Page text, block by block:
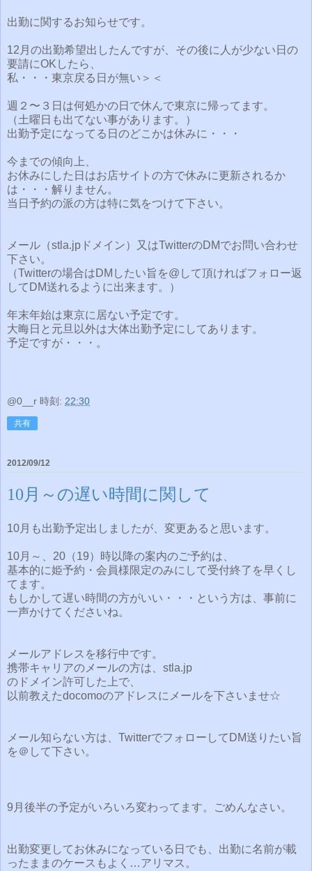
出勤に関するお知らせです。
12月の出勤希望出したんですが、その後に人が少ない日の
要請にOKしたら、
私・・・東京戻る日が無い＞＜
週２〜３日は何処かの日で休んで東京に帰ってます。
（土曜日も出てない事があります。）
出勤予定になってる日のどこかは休みに・・・
今までの傾向上、
お休みにした日はお店サイトの方で休みに更新されるか
は・・・解りません。
当日予約の派の方は特に気をつけて下さい。
メール（stla.jpドメイン）又はTwitterのDMでお問い合わせ
下さい。
（Twitterの場合はDMしたい旨を@して頂ければフォロー返
してDM送れるように出来ます。）
年末年始は東京に居ない予定です。
大晦日と元旦以外は大体出勤予定にしてあります。
予定ですが・・・。
@0__r 時刻: 22:30
共有
2012/09/12
10月～の遅い時間に関して
10月も出勤予定出しましたが、変更あると思います。
10月～、20（19）時以降の案内のご予約は、
基本的に姫予約・会員様限定のみにして受付終了を早くし
てます。
もしかして遅い時間の方がいい・・・という方は、事前に
一声かけてくださいね。
メールアドレスを移行中です。
携帯キャリアのメールの方は、stla.jp
のドメイン許可した上で、
以前教えたdocomoのアドレスにメールを下さいませ☆
メール知らない方は、TwitterでフォローしてDM送りたい旨
を＠して下さい。
9月後半の予定がいろいろ変わってます。ごめんなさい。
出勤変更してお休みになっている日でも、出勤に名前が載
ったままのケースもよく…アリマス。